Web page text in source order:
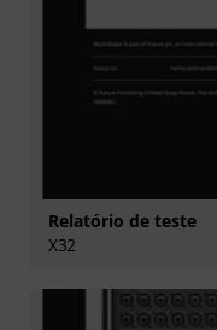
Relatório de teste
X32